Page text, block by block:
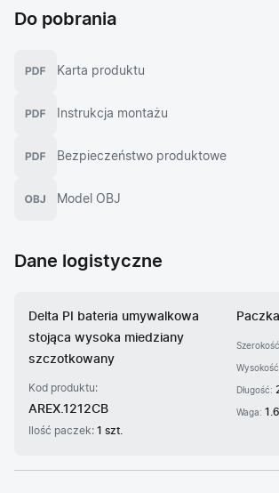
Do pobrania
Karta produktu
Instrukcja montażu
Bezpieczeństwo produktowe
Model OBJ
Dane logistyczne
Delta PI bateria umywalkowa
stojąca wysoka miedziany
szczotkowany
Kod produktu:
AREX.1212CB
Ilość paczek: 1 szt.
Paczka
Długość:
Waga: